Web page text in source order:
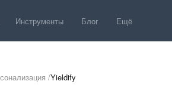
Инструменты Блог Ещё
/Yieldify